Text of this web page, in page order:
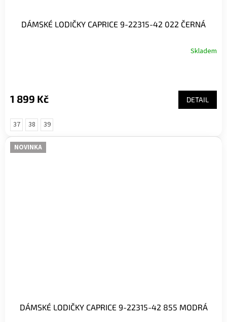
DÁMSKÉ LODIČKY CAPRICE 9-22315-42 022 ČERNÁ
Skladem
1 899 Kč DETAIL
37 38 39
NOVINKA
DÁMSKÉ LODIČKY CAPRICE 9-22315-42 855 MODRÁ